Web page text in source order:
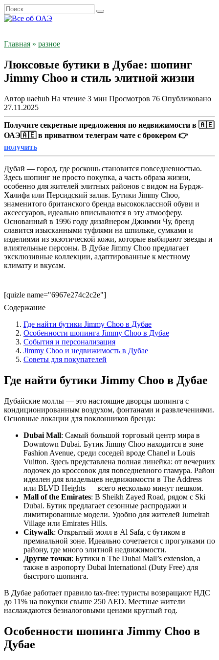
Перейти
к
Search
for:
Главная » разное
Люксовые бутики в Дубае: шопинг
Jimmy Choo и стиль элитной жизни
Автор uaehub На чтение 3 мин Просмотров 76 Опубликовано
27.11.2025
Получите секретные предложения по недвижимости в 🇦🇪
ОАЭ🇦🇪 в приватном телеграм чате с брокером 👉
получить
Дубай — город, где роскошь становится повседневностью.
Здесь шопинг не просто покупка, а часть образа жизни,
особенно для жителей элитных районов с видом на Бурдж-
Халифа или Персидский залив. Бутики Jimmy Choo,
знаменитого британского бренда высококлассной обуви и
аксессуаров, идеально вписываются в эту атмосферу.
Основанный в 1996 году дизайнером Джимми Чу, бренд
славится изысканными туфлями на шпильке, сумками и
изделиями из экзотической кожи, которые выбирают звезды и
влиятельные персоны. В Дубае Jimmy Choo предлагает
эксклюзивные коллекции, адаптированные к местному
климату и вкусам.
[quizle name="6967e274c2c2e"]
Содержание
Где найти бутики Jimmy Choo в Дубае
Особенности шопинга Jimmy Choo в Дубае
События и персонализация
Jimmy Choo и недвижимость в Дубае
Советы для покупателей
Где найти бутики Jimmy Choo в Дубае
Дубайские моллы — это настоящие дворцы шопинга с
кондиционированным воздухом, фонтанами и развлечениями.
Основные локации для поклонников бренда:
Dubai Mall: Самый большой торговый центр мира в
Downtown Dubai. Бутик Jimmy Choo находится в зоне
Fashion Avenue, среди соседей вроде Chanel и Louis
Vuitton. Здесь представлена полная линейка: от вечерних
лодочек до кроссовок для повседневного гламура. Район
идеален для владельцев недвижимости в The Address
или BLVD Heights — всего несколько минут пешком.
Mall of the Emirates: В Sheikh Zayed Road, рядом с Ski
Dubai. Бутик предлагает сезонные распродажи и
лимитированные модели. Удобно для жителей Jumeirah
Village или Emirates Hills.
Citywalk: Открытый молл в Al Safa, с бутиком в
премиальной зоне. Идеально сочетается с прогулками по
району, где много элитной недвижимости.
Другие точки: Бутики в The Dubai Mall’s extension, а
также в аэропорту Dubai International (Duty Free) для
быстрого шопинга.
В Дубае работает правило tax-free: туристы возвращают НДС
до 11% на покупки свыше 250 AED. Местные жители
наслаждаются безналоговыми ценами круглый год.
Особенности шопинга Jimmy Choo в
Дубае